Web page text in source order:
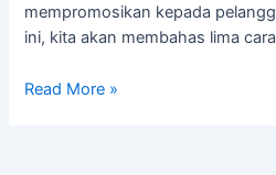
mempromosikan kepada
ini, kita akan membahas lima
Read More »